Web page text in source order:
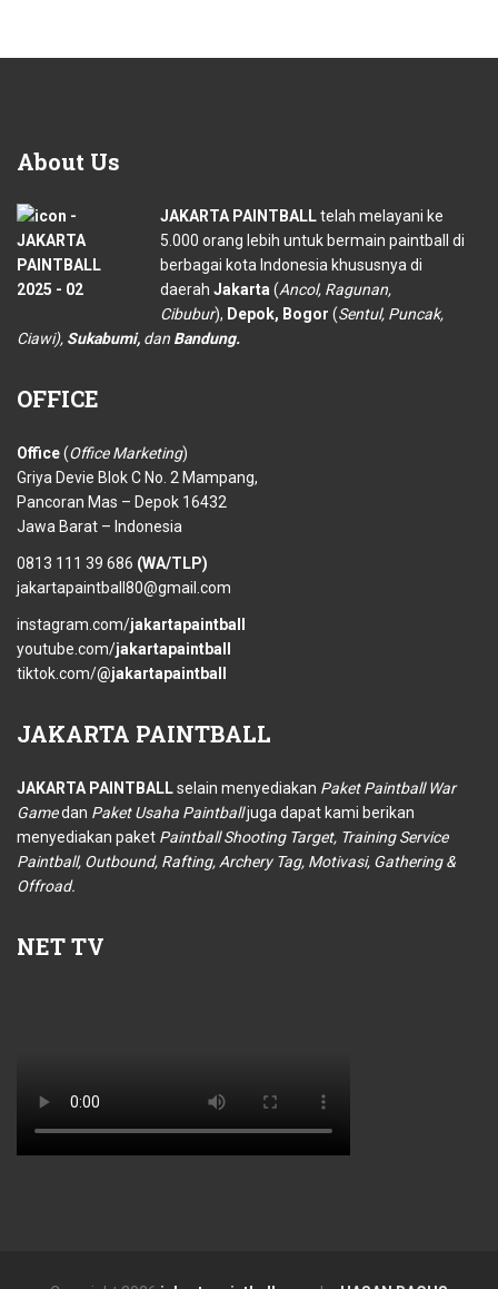
About Us
JAKARTA PAINTBALLtelah melayani ke
5.000 orang lebih untuk bermain paintball di
berbagai kota Indonesia khususnya di
daerah Jakarta(Ancol, Ragunan,
Cibubur), Depok, Bogor (Sentul, Puncak,
Ciawi), Sukabumi, dan Bandung.
OFFICE
Office(Office Marketing)
Griya Devie Blok C No. 2 Mampang,
Pancoran Mas – Depok 16432
Jawa Barat – Indonesia
0813 111 39 686 (WA/TLP)
jakartapaintball80@gmail.com
instagram.com/jakartapaintball
youtube.com/jakartapaintball
tiktok.com/@jakartapaintball
JAKARTA PAINTBALL
JAKARTA PAINTBALLselain menyediakan Paket Paintball War
Gamedan Paket Usaha Paintballjuga dapat kami berikan
menyediakan paket Paintball Shooting Target, Training Service
Paintball, Outbound, Rafting, Archery Tag, Motivasi, Gathering &
Offroad.
NETTV